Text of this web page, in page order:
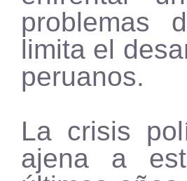
problemas
limita el
peruanos.
La crisis
ajena a